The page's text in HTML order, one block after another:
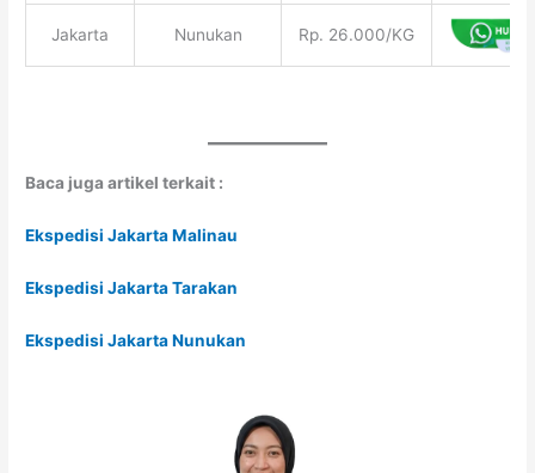
Jakarta Nunukan Rp. 26.000/KG
Baca juga artikel terkait :
Ekspedisi Jakarta Malinau
Ekspedisi Jakarta Tarakan
Ekspedisi Jakarta Nunukan